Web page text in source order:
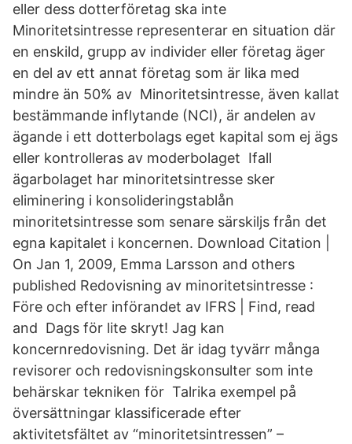
eller dess dotterföretag ska inte
Minoritetsintresse representerar en situation där
en enskild, grupp av individer eller företag äger
en del av ett annat företag som är lika med
mindre än 50% av Minoritetsintresse, även kallat
bestämmande inflytande (NCI), är andelen av
ägande i ett dotterbolags eget kapital som ej ägs
eller kontrolleras av moderbolaget Ifall
ägarbolaget har minoritetsintresse sker
eliminering i konsolideringstablån
minoritetsintresse som senare särskiljs från det
egna kapitalet i koncernen. Download Citation |
On Jan 1, 2009, Emma Larsson and others
published Redovisning av minoritetsintresse :
Före och efter införandet av IFRS | Find, read
and Dags för lite skryt! Jag kan
koncernredovisning. Det är idag tyvärr många
revisorer och redovisningskonsulter som inte
behärskar tekniken för Talrika exempel på
översättningar klassificerade efter
aktivitetsfältet av “minoritetsintressen” –